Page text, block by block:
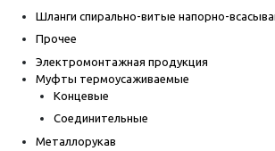
Шланги спирально-витые напорно-
Прочее
Электромонтажная продукция
Муфты термоусаживаемые
Концевые
Соединительные
Металлорукав